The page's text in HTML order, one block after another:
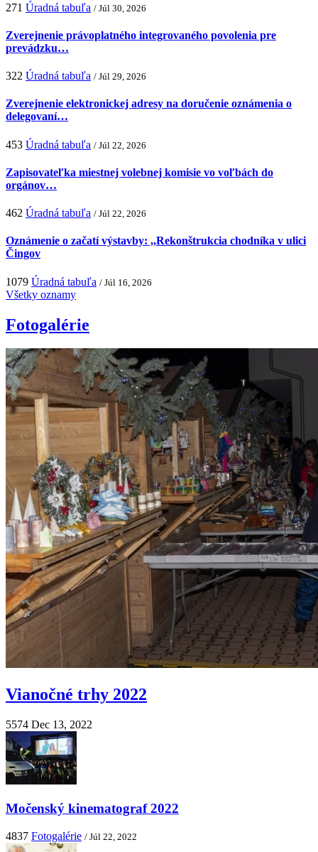
271 Úradná tabuľa / Júl 30, 2026
Zverejnenie právoplatného integrovaného povolenia pre
prevádzku…
322 Úradná tabuľa / Júl 29, 2026
Zverejnenie elektronickej adresy na doručenie oznámenia o
delegovaní…
453 Úradná tabuľa / Júl 22, 2026
Zapisovateľka miestnej volebnej komisie vo voľbách do
orgánov…
462 Úradná tabuľa / Júl 22, 2026
Oznámenie o začatí výstavby: ,,Rekonštrukcia chodníka v ulici
Čingov
1079 Úradná tabuľa / Júl 16, 2026
Všetky oznamy
Fotogalérie
Vianočné trhy 2022
5574 Dec 13, 2022
Močenský kinematograf 2022
4837 Fotogalérie / Júl 22, 2022